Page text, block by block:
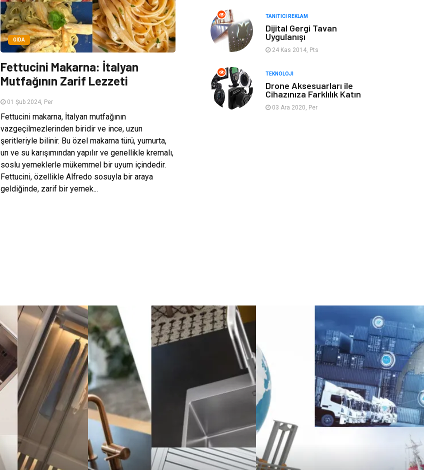
GIDA
Fettucini Makarna: İtalyan
Mutfağının Zarif Lezzeti
01 Şub 2024, Per
Fettucini makarna, İtalyan mutfağının
vazgeçilmezlerinden biridir ve ince, uzun
şeritleriyle bilinir. Bu özel makarna türü, yumurta,
un ve su karışımından yapılır ve genellikle kremalı,
soslu yemeklerle mükemmel bir uyum içindedir.
Fettucini, özellikle Alfredo sosuyla bir araya
geldiğinde, zarif bir yemek...
Sandbox Blackhat
Hayvancılık
Google Sıralama
TANITICI REKLAM
Dijital Gergi Tavan
Uygulanışı
24 Kas 2014, Pts
TEKNOLOJI
Drone Aksesuarları ile
Cihazınıza Farklılık Katın
03 Ara 2020, Per